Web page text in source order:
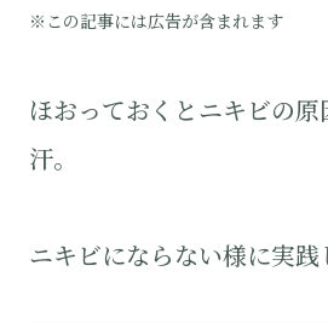
※この記事には広告が含まれます
ほおっておくとニキビの原
汗。
ニキビにならない様に実践